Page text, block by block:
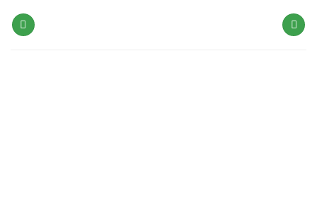
qua